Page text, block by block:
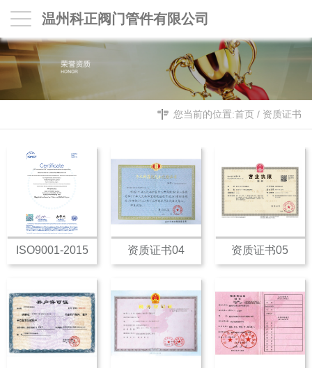
温州科正阀门管件有限公司
您当前的位置:首页 / 资质证书
ISO9001-2015 资质证书04 资质证书05